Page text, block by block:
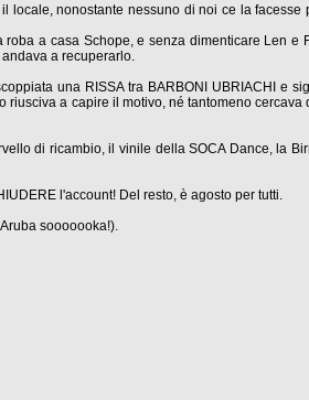
locale, nonostante nessuno di noi ce la
a casa Schope, e senza dimenticare Len e
a recuperarlo.
una RISSA tra BARBONI UBRIACHI e
a capire il motivo, né tantomeno cercava
di ricambio, il vinile della SOCA Dance, la
l'account! Del resto, è agosto per tutti.
sooooooka!).